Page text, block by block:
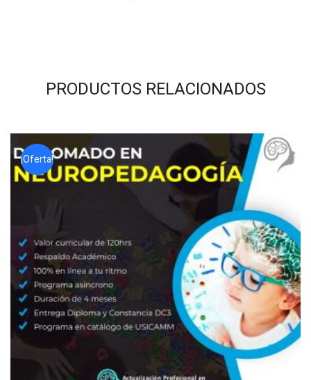
PRODUCTOS RELACIONADOS
¡Oferta!